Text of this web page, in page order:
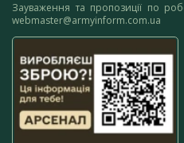
Зауваження та пропозиції по
webmaster@armyinform.com.ua